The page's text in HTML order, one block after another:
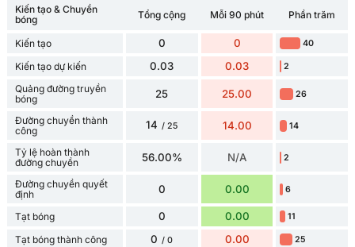
Kiến tạo & Chuyền
bóng
Tổng cộng Mỗi 90 phút Phần trăm
Kiến tạo 0 0 40
Kiến tạo dự kiến 0.03 0.03 2
Quảng đường truyền
bóng
25 25.00 26
Đường chuyền thành
công
14 / 25 14.00 14
Tỷ lệ hoàn thành
đường chuyền
56.00% N/A 2
Đường chuyền quyết
định
0 0.00 6
Tạt bóng 0 0.00 11
Tạt bóng thành công 0 / 0 0.00 25